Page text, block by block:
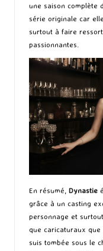
une saison complète
série originale car
surtout à faire
passionnantes.
En résumé, Dynastie
grâce à un casting
personnage et
que caricaturaux que
suis tombée sous le